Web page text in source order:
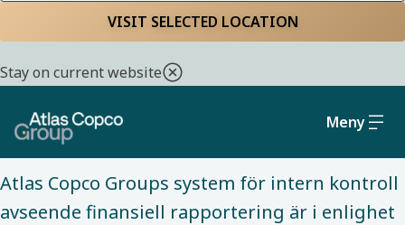
VISIT SELECTED LOCATION
Stay on current website
Meny
Investerare Bolagsstyrning
BOLAGSSTYRNING
Revision, finansiell
rapportering och
hållbarhetsrapportering
Atlas Copco Groups system för intern kontroll
avseende finansiell rapportering är i enlighet